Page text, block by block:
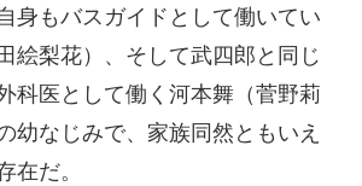
身もバスガイドとして働いてい
絵梨花）、そして武四郎と同じ
科医として働く河本舞（菅野莉
幼なじみで、家族同然ともいえ
在だ。